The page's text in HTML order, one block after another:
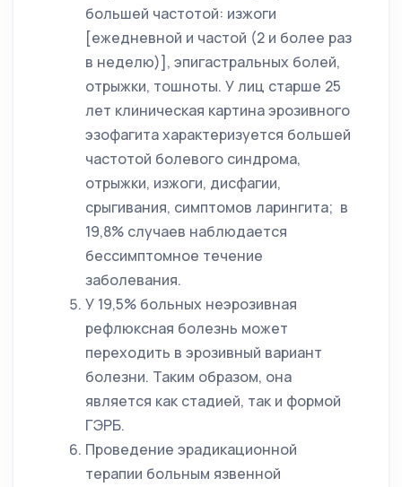
большей частотой: изжоги
[ежедневной и частой (2 и более раз
в неделю)], эпигастральных болей,
отрыжки, тошноты. У лиц старше 25
лет клиническая картина эрозивного
эзофагита характеризуется большей
частотой болевого синдрома,
отрыжки, изжоги, дисфагии,
срыгивания, симптомов ларингита; в
19,8% случаев наблюдается
бессимптомное течение
заболевания.
У 19,5% больных неэрозивная
рефлюксная болезнь может
переходить в эрозивный вариант
болезни. Таким образом, она
является как стадией, так и формой
ГЭРБ.
Проведение эрадикационной
терапии больным язвенной